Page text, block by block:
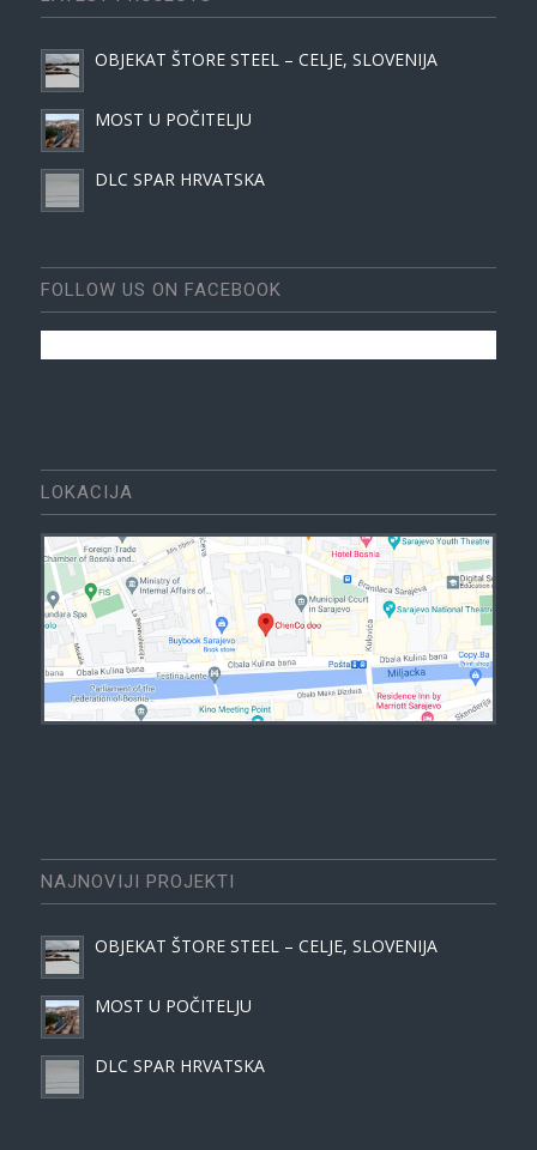
OBJEKAT ŠTORE STEEL – CELJE, SLOVENIJA
MOST U POČITELJU
DLC SPAR HRVATSKA
FOLLOW US ON FACEBOOK
LOKACIJA
NAJNOVIJI PROJEKTI
OBJEKAT ŠTORE STEEL – CELJE, SLOVENIJA
MOST U POČITELJU
DLC SPAR HRVATSKA